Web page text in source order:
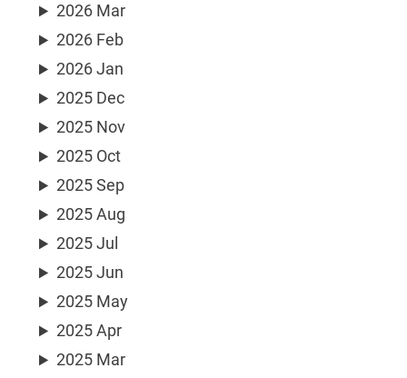
2026 Mar
2026 Feb
2026 Jan
2025 Dec
2025 Nov
2025 Oct
2025 Sep
2025 Aug
2025 Jul
2025 Jun
2025 May
2025 Apr
2025 Mar